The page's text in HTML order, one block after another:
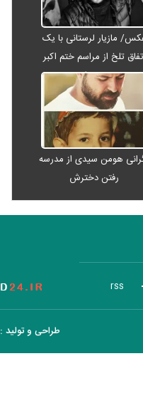
مازیار لرستانی با یک
تلخ از مراسم ختم اکبر
عبدی رفت
هومن سیدی از مدرسه
رفتن دخترش
rss
طراحی و تولید :